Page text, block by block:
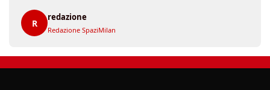
R
redazione
Redazione SpaziMilan